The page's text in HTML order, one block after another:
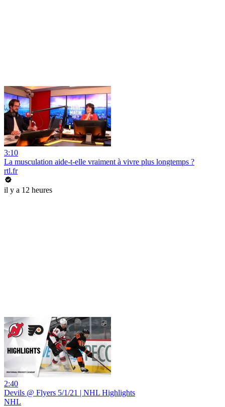
3:10
La musculation aide-t-elle vraiment à vivre plus longtemps ?
rtl.fr
il y a 12 heures
2:40
Devils @ Flyers 5/1/21 | NHL Highlights
NHL